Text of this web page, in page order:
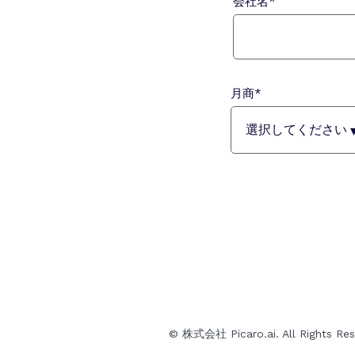
月商*
© 株式会社 Picaro.ai. All Rights